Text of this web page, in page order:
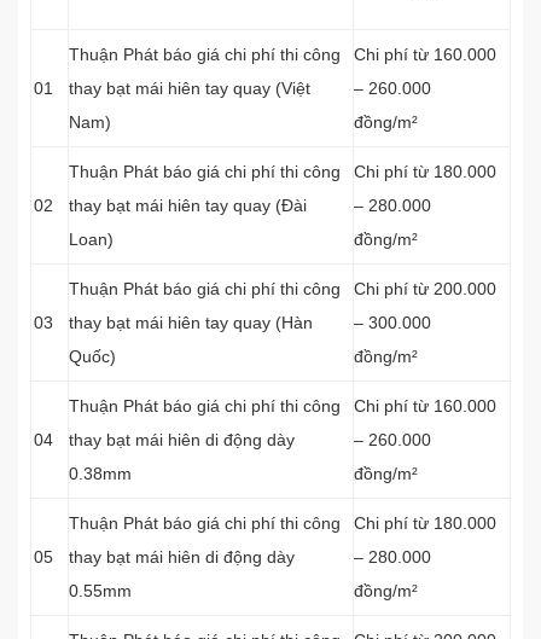
01
Thuận Phát báo giá chi phí thi công
thay bạt mái hiên tay quay (Việt
Nam)
Chi phí từ 160.000
– 260.000
đồng/m²
02
Thuận Phát báo giá chi phí thi công
thay bạt mái hiên tay quay (Đài
Loan)
Chi phí từ 180.000
– 280.000
đồng/m²
03
Thuận Phát báo giá chi phí thi công
thay bạt mái hiên tay quay (Hàn
Quốc)
Chi phí từ 200.000
– 300.000
đồng/m²
04
Thuận Phát báo giá chi phí thi công
thay bạt mái hiên di động dày
0.38mm
Chi phí từ 160.000
– 260.000
đồng/m²
05
Thuận Phát báo giá chi phí thi công
thay bạt mái hiên di động dày
0.55mm
Chi phí từ 180.000
– 280.000
đồng/m²